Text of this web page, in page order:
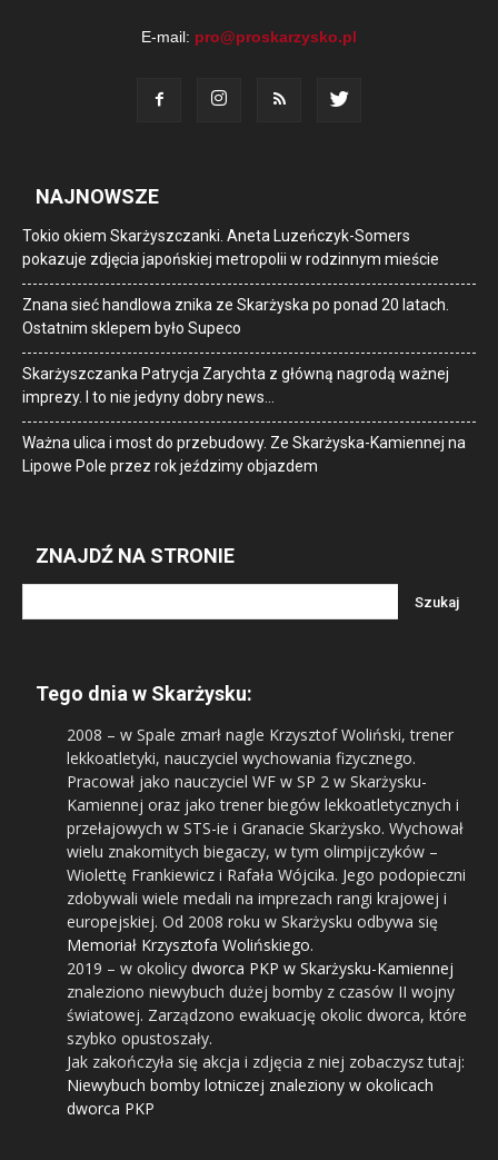
E-mail: pro@proskarzysko.pl
NAJNOWSZE
Tokio okiem Skarżyszczanki. Aneta Luzeńczyk-Somers
pokazuje zdjęcia japońskiej metropolii w rodzinnym mieście
Znana sieć handlowa znika ze Skarżyska po ponad 20 latach.
Ostatnim sklepem było Supeco
Skarżyszczanka Patrycja Zarychta z główną nagrodą ważnej
imprezy. I to nie jedyny dobry news…
Ważna ulica i most do przebudowy. Ze Skarżyska-Kamiennej na
Lipowe Pole przez rok jeździmy objazdem
ZNAJDŹ NA STRONIE
Tego dnia w Skarżysku:
2008 – w Spale zmarł nagle Krzysztof Woliński, trener
lekkoatletyki, nauczyciel wychowania fizycznego.
Pracował jako nauczyciel WF w SP 2 w Skarżysku-
Kamiennej oraz jako trener biegów lekkoatletycznych i
przełajowych w STS-ie i Granacie Skarżysko. Wychował
wielu znakomitych biegaczy, w tym olimpijczyków –
Wiolettę Frankiewicz i Rafała Wójcika. Jego podopieczni
zdobywali wiele medali na imprezach rangi krajowej i
europejskiej. Od 2008 roku w Skarżysku odbywa się
Memoriał Krzysztofa Wolińskiego.
2019 – w okolicy dworca PKP w Skarżysku-Kamiennej
znaleziono niewybuch dużej bomby z czasów II wojny
światowej. Zarządzono ewakuację okolic dworca, które
szybko opustoszały.
Jak zakończyła się akcja i zdjęcia z niej zobaczysz tutaj:
Niewybuch bomby lotniczej znaleziony w okolicach
dworca PKP